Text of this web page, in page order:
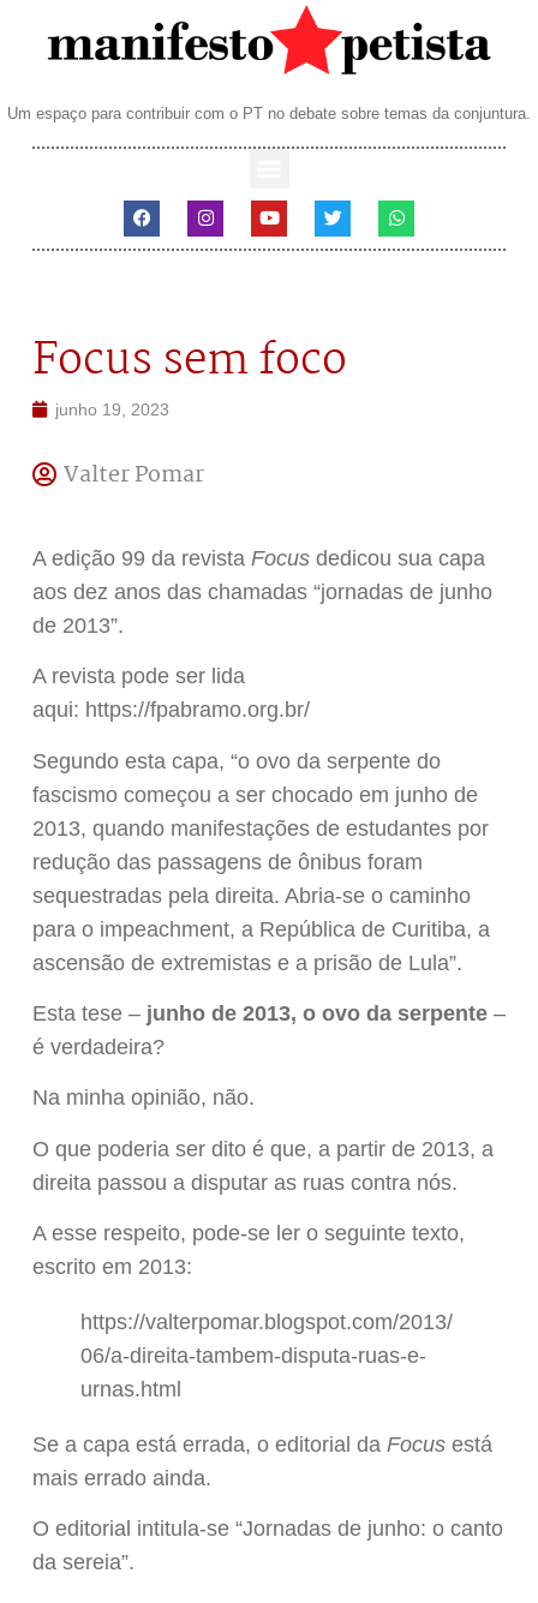
Um espaço para contribuir com o PT no debate sobre temas da conjuntura.
Focus sem foco
junho 19, 2023
Valter Pomar
A edição 99 da revista Focusdedicou sua capa
aos dez anos das chamadas “jornadas de junho
de 2013”.
A revista pode ser lida
aqui: https://fpabramo.org.br/
Segundo esta capa, “o ovo da serpente do
fascismo começou a ser chocado em junho de
2013, quando manifestações de estudantes por
redução das passagens de ônibus foram
sequestradas pela direita. Abria-se o caminho
para o impeachment, a República de Curitiba, a
ascensão de extremistas e a prisão de Lula”.
Esta tese – junho de 2013, o ovo da serpente–
é verdadeira?
Na minha opinião, não.
O que poderia ser dito é que, a partir de 2013, a
direita passou a disputar as ruas contra nós.
A esse respeito, pode-se ler o seguinte texto,
escrito em 2013:
https://valterpomar.blogspot.com/2013/
06/a-direita-tambem-disputa-ruas-e-
urnas.html
Se a capa está errada, o editorial da Focus está
mais errado ainda.
O editorial intitula-se “Jornadas de junho: o canto
da sereia”.